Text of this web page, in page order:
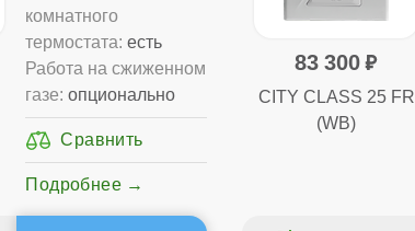
комнатного
термостата: есть
Работа на сжиженном
газе: опционально
Подробнее
83 300
CITY CLASS 25 FR
(WB)